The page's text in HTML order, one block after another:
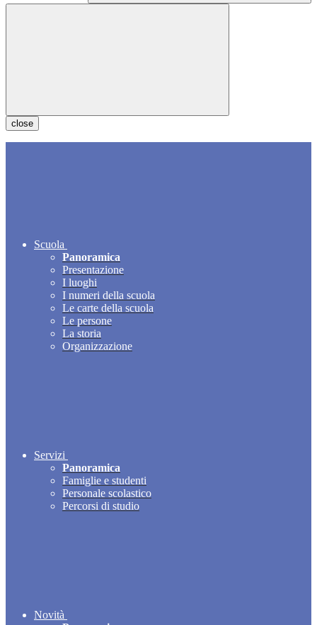
close
Scuola
Panoramica
Presentazione
I luoghi
I numeri della scuola
Le carte della scuola
Le persone
La storia
Organizzazione
Servizi
Panoramica
Famiglie e studenti
Personale scolastico
Percorsi di studio
Novità